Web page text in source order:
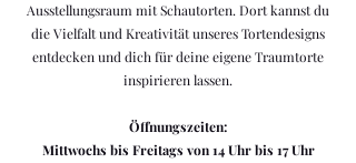
Ausstellungsraum mit Schautorten. Dort kannst du
die Vielfalt und Kreativität unseres Tortendesigns
entdecken und dich für deine eigene Traumtorte
inspirieren lassen.
Öffnungszeiten:
Mittwochs bis Freitags von 14 Uhr bis 17 Uhr